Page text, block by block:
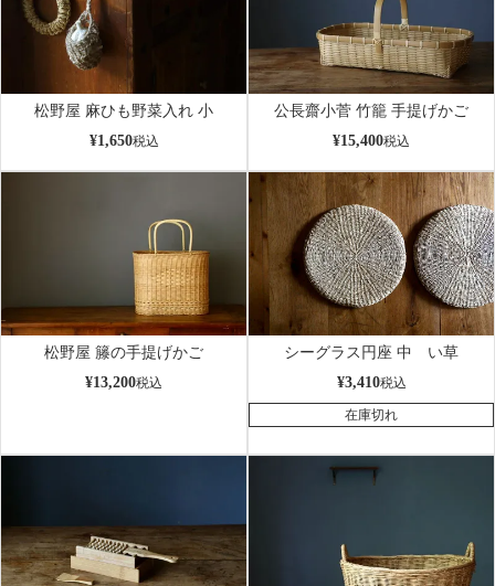
松野屋 麻ひも野菜入れ 小
¥1,650税込
公長齋小菅 竹籠 手提げかご
¥15,400税込
松野屋 籐の手提げかご
¥13,200税込
シーグラス円座 中 い草
¥3,410税込
在庫切れ